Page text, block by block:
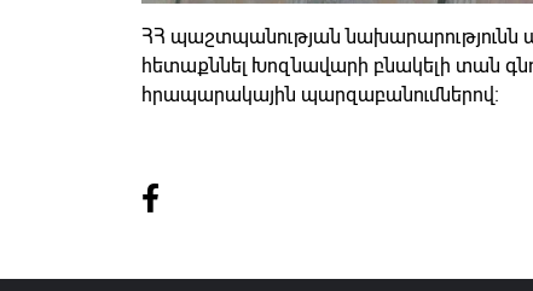
ՀՀ պաշտպանության նախարարությունն
հետաքննել Խոզնավարի բնակելի տան
հրապարակային պարզաբանումներով։